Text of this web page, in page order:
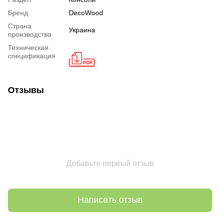
Бренд
DecoWood
Страна
производства
Украина
Техническая
спецификация
Отзывы
Добавьте первый отзыв
Написать отзыв